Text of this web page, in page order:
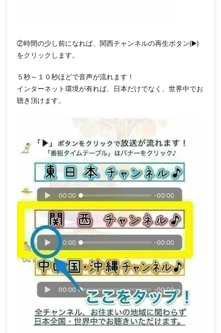
②時間の少し前になれば、関西チャンネルの再生ボタン(▶️)
をクリックします。
５秒～１０秒ほどで音声が流れます！
インターネット環境が有れば、日本だけでなく、世界中でお
聴き頂けます。